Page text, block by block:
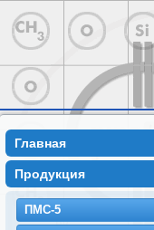
Главная
Продукция
ПМС-5